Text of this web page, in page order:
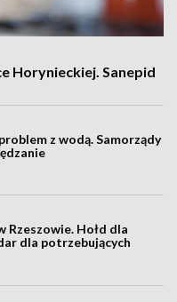
Horynieckiej. Sanepid
z wodą. Samorządy
Rzeszowie. Hołd dla
dla potrzebujących